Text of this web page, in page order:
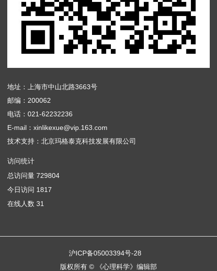
地址：上海市中山北路3663号
邮编：200062
电话：021-62232236
E-mail：xinlikexue@vip.163.com
技术支持： 北京玛格泰克科技发展有限公司
访问统计
总访问量 729804
今日访问 1817
在线人数 31
沪ICP备05003394号-28
版权所有 © 《心理科学》编辑部